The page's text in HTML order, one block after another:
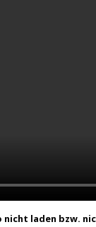
nicht laden bzw.